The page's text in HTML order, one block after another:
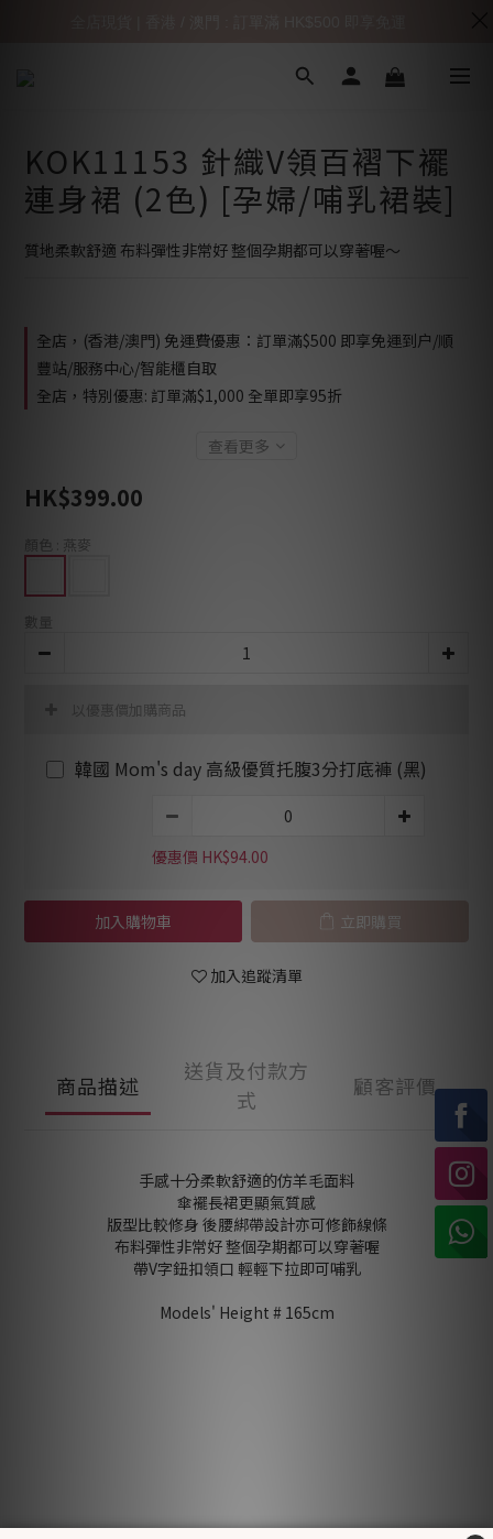
KOK11153 針織V領百褶下襬
連身裙 (2色) [孕婦/哺乳裙裝]
質地柔軟舒適 布料彈性非常好 整個孕期都可以穿著喔～
全店，(香港/澳門) 免運費優惠：訂單滿$500 即享免運到户/順
豐站/服務中心/智能櫃自取
全店，特別優惠: 訂單滿$1,000 全單即享95折
查看更多
HK$399.00
顏色 : 燕麥
以優惠價加購商品
韓國 Mom's day 高級優質托腹3分打底褲 (黑)
優惠價 HK$94.00
加入購物車 立即購買
加入追蹤清單
商品描述
送貨及付款方
式
顧客評價
手感十分柔軟舒適的仿羊毛面料
傘襬長裙更顯氣質感
版型比較修身 後腰綁帶設計亦可修飾線條
布料彈性非常好 整個孕期都可以穿著喔
帶V字鈕扣領口 輕輕下拉即可哺乳
Models' Height # 165cm